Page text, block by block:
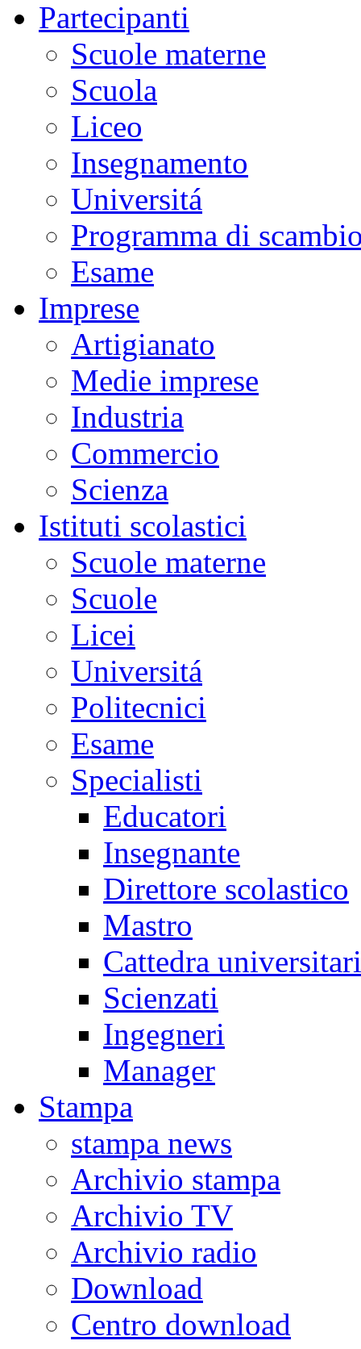
Partecipanti
Scuole materne
Scuola
Liceo
Insegnamento
Universitá
Programma di
Esame
Imprese
Artigianato
Medie imprese
Industria
Commercio
Scienza
Istituti scolastici
Scuole materne
Scuole
Licei
Universitá
Politecnici
Esame
Specialisti
Educatori
Insegnante
Direttore scolastico
Mastro
Cattedra
Scienzati
Ingegneri
Manager
Stampa
stampa news
Archivio stampa
Archivio TV
Archivio radio
Download
Centro download